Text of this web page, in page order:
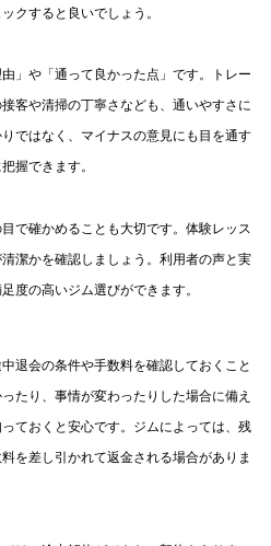
クすると良いでしょう。
」や「通って良かった点」です。トレー
客や清掃の丁寧さなども、通いやすさに
ではなく、マイナスの意見にも目を通す
握できます。
で確かめることも大切です。体験レッス
潔かを確認しましょう。利用者の声と実
度の高いジム選びができます。
退会の条件や手数料を確認しておくこと
たり、事情が変わったりした場合に備え
ておくと安心です。ジムによっては、残
を差し引かれて返金される場合がありま